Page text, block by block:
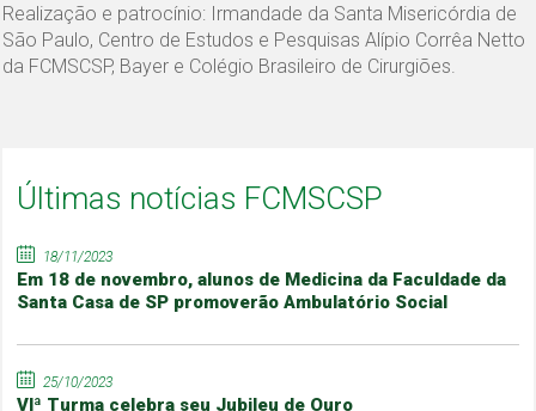
Realização e patrocínio: Irmandade da Santa Misericórdia de
São Paulo, Centro de Estudos e Pesquisas Alípio Corrêa Netto
da FCMSCSP, Bayer e Colégio Brasileiro de Cirurgiões.
Últimas notícias FCMSCSP
18/11/2023
Em 18 de novembro, alunos de Medicina da Faculdade da
Santa Casa de SP promoverão Ambulatório Social
25/10/2023
VIª Turma celebra seu Jubileu de Ouro